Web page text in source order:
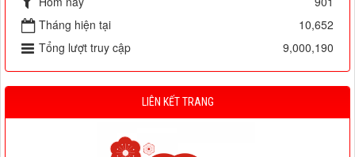
Tháng hiện tại
10,652
Tổng lượt truy cập
9,000,190
LIÊN KẾT TRANG